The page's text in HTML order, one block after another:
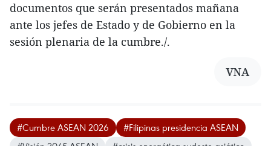
documentos que serán presentados mañana
ante los jefes de Estado y de Gobierno en la
sesión plenaria de la cumbre./.
VNA
#Cumbre ASEAN 2026
#Filipinas presidencia ASEAN